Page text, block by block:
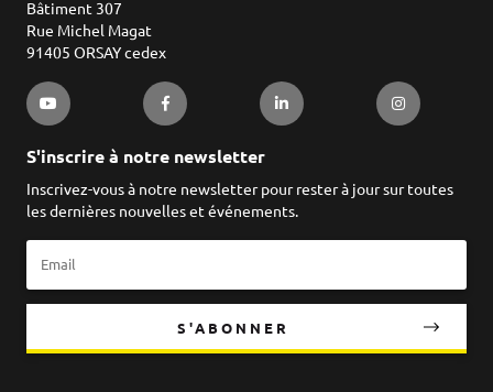
Bâtiment 307
Rue Michel Magat
91405 ORSAY cedex
S'inscrire à notre newsletter
Inscrivez-vous à notre newsletter pour rester à jour sur toutes
les dernières nouvelles et événements.
S'ABONNER